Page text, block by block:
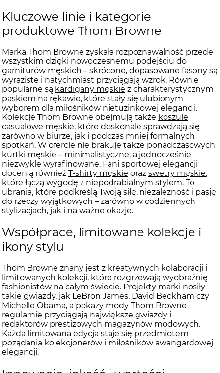
Kluczowe linie i kategorie
produktowe Thom Browne
Marka Thom Browne zyskała rozpoznawalność przede
wszystkim dzięki nowoczesnemu podejściu do
garniturów męskich – skrócone, dopasowane fasony są
wyraziste i natychmiast przyciągają wzrok. Równie
popularne są kardigany męskie z charakterystycznym
paskiem na rękawie, które stały się ulubionym
wyborem dla miłośników nietuzinkowej elegancji.
Kolekcje Thom Browne obejmują także koszule
casualowe męskie, które doskonale sprawdzają się
zarówno w biurze, jak i podczas mniej formalnych
spotkań. W ofercie nie brakuje także ponadczasowych
kurtki męskie – minimalistyczne, a jednocześnie
niezwykle wyrafinowane. Fani sportowej elegancji
docenią również T-shirty męskie oraz swetry męskie,
które łączą wygodę z niepodrabialnym stylem. To
ubrania, które podkreślą Twoją siłę, niezależność i pasję
do rzeczy wyjątkowych – zarówno w codziennych
stylizacjach, jak i na ważne okazje.
Współprace, limitowane kolekcje i
ikony stylu
Thom Browne znany jest z kreatywnych kolaboracji i
limitowanych kolekcji, które rozgrzewają wyobraźnię
fashionistów na całym świecie. Projekty marki nosiły
takie gwiazdy, jak LeBron James, David Beckham czy
Michelle Obama, a pokazy mody Thom Browne
regularnie przyciągają największe gwiazdy i
redaktorów prestiżowych magazynów modowych.
Każda limitowana edycja staje się przedmiotem
pożądania kolekcjonerów i miłośników awangardowej
elegancji.